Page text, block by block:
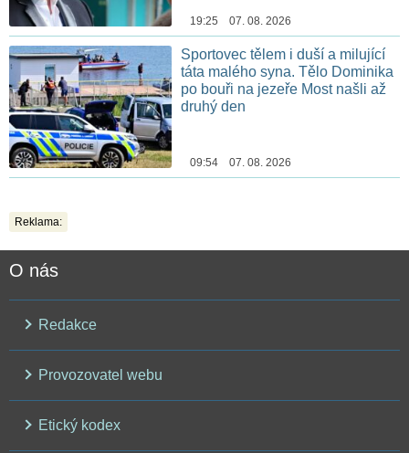
19:25 07. 08. 2026
Sportovec tělem i duší a milující
táta malého syna. Tělo Dominika
po bouři na jezeře Most našli až
druhý den
09:54 07. 08. 2026
Reklama:
O nás
Redakce
Provozovatel webu
Etický kodex